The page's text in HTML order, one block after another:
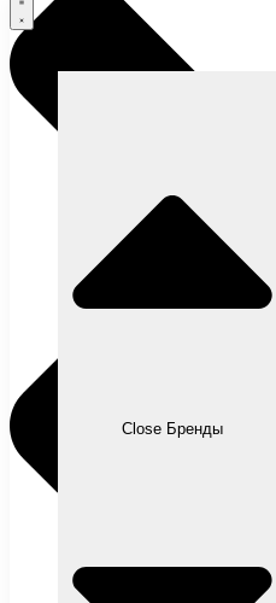
Close Бренды